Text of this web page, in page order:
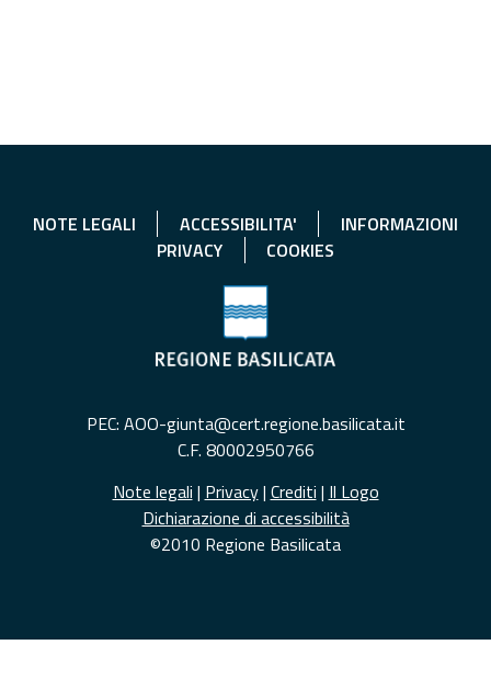
NOTE LEGALI ACCESSIBILITA'
INFORMAZIONI
PRIVACY
COOKIES
PEC: AOO-giunta@cert.regione.basilicata.it
C.F. 80002950766
Note legali | Privacy| Crediti | Il Logo
Dichiarazione di accessibilità
©2010 Regione Basilicata